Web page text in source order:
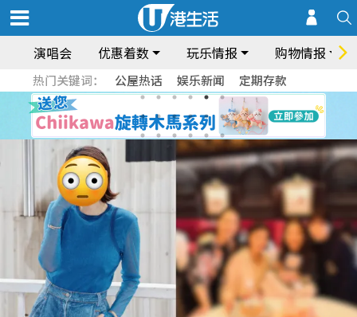
演唱会 优惠着数 玩乐情报 购物情报
热门关键词： 公屋热话 娱乐新闻 定期存款